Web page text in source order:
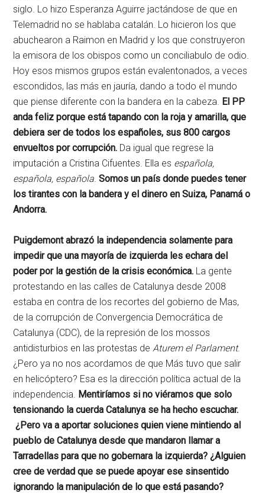
siglo. Lo hizo Esperanza Aguirre jactándose de que en
Telemadrid no se hablaba catalán. Lo hicieron los que
abuchearon a Raimon en Madrid y los que construyeron
la emisora de los obispos como un conciliabulo de odio.
Hoy esos mismos grupos están evalentonados, a veces
escondidos, las más en jauría, dando a todo el mundo
que piense diferente con la bandera en la cabeza. El PP
anda feliz porque está tapando con la roja y amarilla, que
debiera ser de todos los españoles, sus 800 cargos
envueltos por corrupción. Da igual que regrese la
imputación a Cristina Cifuentes. Ella es española,
española, española .Somos un país donde puedes tener
los tirantes con la bandera y el dinero en Suiza, Panamá o
Andorra.
Puigdemont abrazó la independencia solamente para
impedir que una mayoría de izquierda les echara del
poder por la gestión de la crisis económica. La gente
protestando en las calles de Catalunya desde 2008
estaba en contra de los recortes del gobierno de Mas,
de la corrupción de Convergencia Democrática de
Catalunya (CDC), de la represión de los mossos
antidisturbios en las protestas de Aturem el Parlament.
¿Pero ya no nos acordamos de que Más tuvo que salir
en helicóptero? Esa es la dirección política actual de la
independencia. Mentiríamos si no viéramos que solo
tensionando la cuerda Catalunya se ha hecho escuchar.
¿Pero va a aportar soluciones quien viene mintiendo al
pueblo de Catalunya desde que mandaron llamar a
Tarradellas para que no gobernara la izquierda? ¿Alguien
cree de verdad que se puede apoyar ese sinsentido
ignorando la manipulación de lo que está pasando?